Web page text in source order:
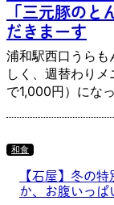
「三元豚のと
だきまーす
浦和駅西口うらも
しく、週替わり
で1,000円）にな
和食
【石屋】冬の
か、お腹いっぱ